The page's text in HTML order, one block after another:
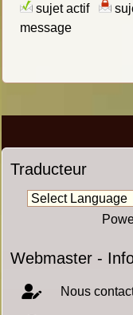
sujet actif
message
Traducteur
Webmaster -
Nous